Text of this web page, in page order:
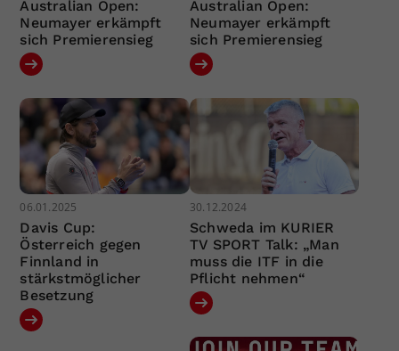
Australian Open:
Neumayer erkämpft
sich Premierensieg
Australian Open:
Neumayer erkämpft
sich Premierensieg
06.01.2025
Davis Cup:
Österreich gegen
Finnland in
stärkstmöglicher
Besetzung
30.12.2024
Schweda im KURIER
TV SPORT Talk: „Man
muss die ITF in die
Pflicht nehmen“